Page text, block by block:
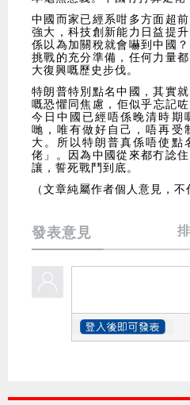
中國而家已經系咁多方面超
強大，科技創新能力日益提
係以為加關稅就會嚇到中國
挑戰的充分準備，任何力量
大復興嘅歷史步伐。
特朗普特別點名中國，其實
嘅恐懼同焦慮，佢似乎忘記
今日中國已經唔係晚清時期
哋，唯有做好自己，唔再受
大。所以特朗普真係唔使點
佬」。因為中國從來都冇諗
讓，誓死戰鬥到底。
（文章純屬作者個人意見，不
發表意見